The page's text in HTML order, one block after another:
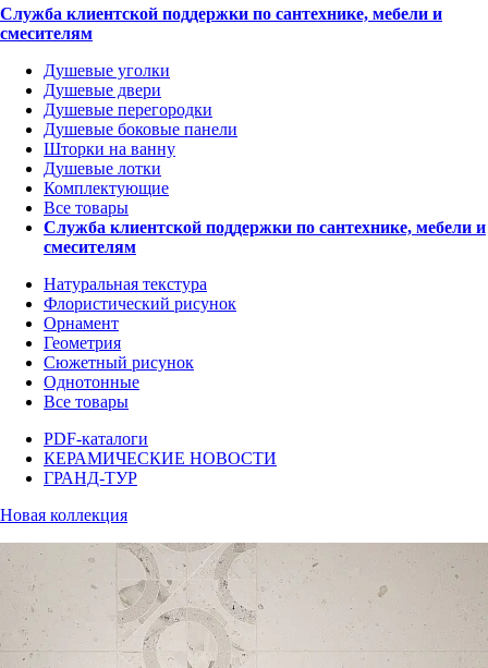
Служба клиентской поддержки по сантехнике, мебели и
смесителям
Душевые уголки
Душевые двери
Душевые перегородки
Душевые боковые панели
Шторки на ванну
Душевые лотки
Комплектующие
Все товары
Служба клиентской поддержки по сантехнике, мебели и
смесителям
Натуральная текстура
Флористический рисунок
Орнамент
Геометрия
Сюжетный рисунок
Однотонные
Все товары
PDF-каталоги
КЕРАМИЧЕСКИЕ НОВОСТИ
ГРАНД-ТУР
Новая коллекция